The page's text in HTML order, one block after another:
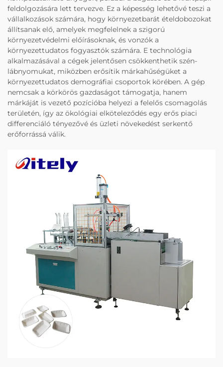
feldolgozására lett tervezve. Ez a képesség lehetővé teszi a
vállalkozások számára, hogy környezetbarát ételdobozokat
állítsanak elő, amelyek megfelelnek a szigorú
környezetvédelmi előírásoknak, és vonzók a
környezettudatos fogyasztók számára. E technológia
alkalmazásával a cégek jelentősen csökkenthetik szén-
lábnyomukat, miközben erősítik márkahűségüket a
környezettudatos demográfiai csoportok körében. A gép
nemcsak a körkörös gazdaságot támogatja, hanem
márkáját is vezető pozícióba helyezi a felelős csomagolás
területén, így az ökológiai elköteleződés egy erős piaci
differenciáló tényezővé és üzleti növekedést serkentő
erőforrássá válik.